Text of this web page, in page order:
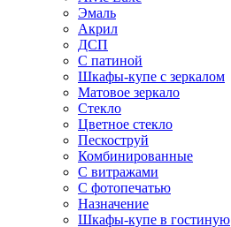
Эмаль
Акрил
ДСП
С патиной
Шкафы-купе с зеркалом
Матовое зеркало
Стекло
Цветное стекло
Пескоструй
Комбинированные
С витражами
С фотопечатью
Назначение
Шкафы-купе в гостиную